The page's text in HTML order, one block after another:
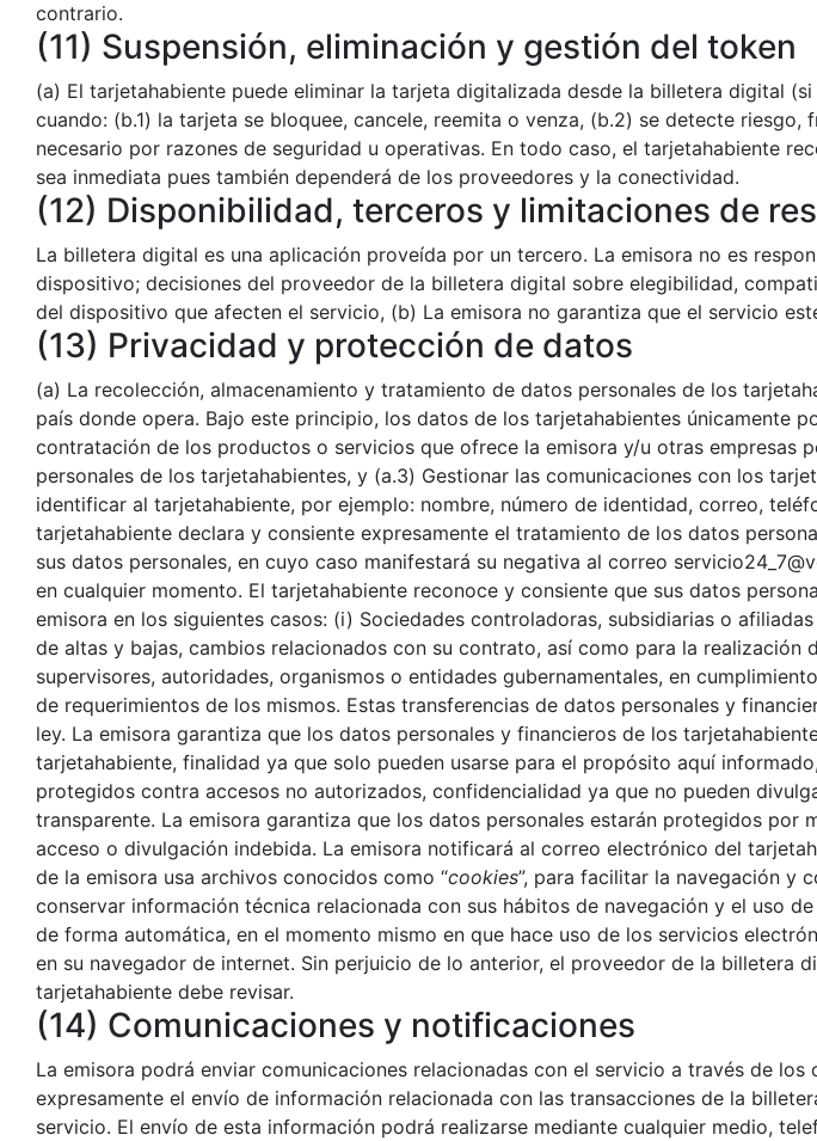
contrario.
(11) Suspensión, eliminación y gestión del token
(a) El tarjetahabiente puede eliminar la tarjeta digitalizada desde la billetera digital
cuando: (b.1) la tarjeta se bloquee, cancele, reemita o venza, (b.2) se detecte
necesario por razones de seguridad u operativas. En todo caso, el tarjetahabiente
sea inmediata pues también dependerá de los proveedores y la conectividad.
(12) Disponibilidad, terceros y limitaciones de
La billetera digital es una aplicación proveída por un tercero. La emisora no es
dispositivo; decisiones del proveedor de la billetera digital sobre elegibilidad,
del dispositivo que afecten el servicio, (b) La emisora no garantiza que el servicio
(13) Privacidad y protección de datos
(a) La recolección, almacenamiento y tratamiento de datos personales de los
país donde opera. Bajo este principio, los datos de los tarjetahabientes únicamente
contratación de los productos o servicios que ofrece la emisora y/u otras
personales de los tarjetahabientes, y (a.3) Gestionar las comunicaciones con los
identificar al tarjetahabiente, por ejemplo: nombre, número de identidad, correo,
tarjetahabiente declara y consiente expresamente el tratamiento de los datos
sus datos personales, en cuyo caso manifestará su negativa al correo
en cualquier momento. El tarjetahabiente reconoce y consiente que sus datos
emisora en los siguientes casos: (i) Sociedades controladoras, subsidiarias o
de altas y bajas, cambios relacionados con su contrato, así como para la
supervisores, autoridades, organismos o entidades gubernamentales, en
de requerimientos de los mismos. Estas transferencias de datos personales y
ley. La emisora garantiza que los datos personales y financieros de los
tarjetahabiente, finalidad ya que solo pueden usarse para el propósito aquí
protegidos contra accesos no autorizados, confidencialidad ya que no pueden
transparente. La emisora garantiza que los datos personales estarán protegidos
acceso o divulgación indebida. La emisora notificará al correo electrónico del
de la emisora usa archivos conocidos como “cookies”, para facilitar la navegación y
conservar información técnica relacionada con sus hábitos de navegación y el uso
de forma automática, en el momento mismo en que hace uso de los servicios
en su navegador de internet. Sin perjuicio de lo anterior, el proveedor de la billetera
tarjetahabiente debe revisar.
(14) Comunicaciones y notificaciones
La emisora podrá enviar comunicaciones relacionadas con el servicio a través de los
expresamente el envío de información relacionada con las transacciones de la
servicio. El envío de esta información podrá realizarse mediante cualquier medio,